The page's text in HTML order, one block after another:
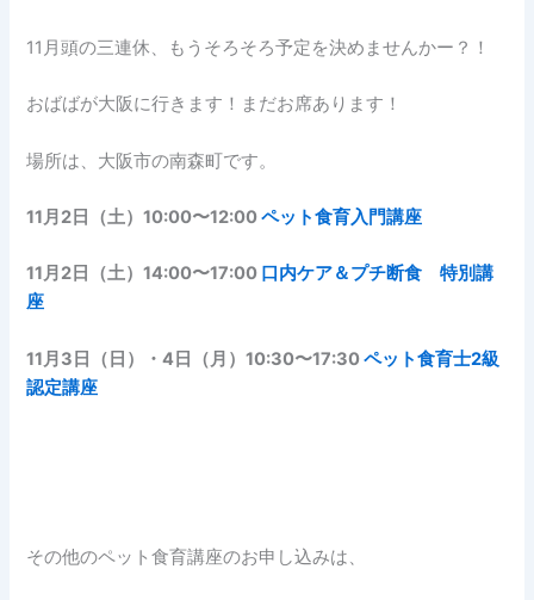
11月頭の三連休、もうそろそろ予定を決めませんかー？！
おばばが大阪に行きます！まだお席あります！
場所は、大阪市の南森町です。
11月2日（土）10:00〜12:00ペット食育入門講座
11月2日（土）14:00〜17:00 口内ケア＆プチ断食 特別講
座
11月3日（日）・4日（月）10:30〜17:30ペット食育士2級
認定講座
その他のペット食育講座のお申し込みは、